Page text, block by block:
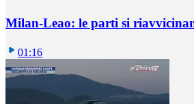
Milan-Leao: le parti si
01:16